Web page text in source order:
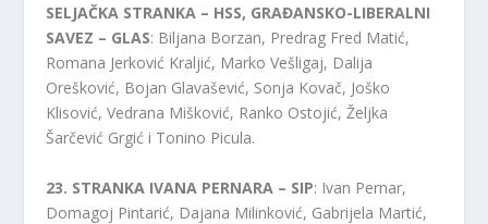
SELJAČKA STRANKA – HSS, GRAĐANSKO-LIBERALNI
SAVEZ – GLAS: Biljana Borzan, Predrag Fred Matić,
Romana Jerković Kraljić, Marko Vešligaj, Dalija
Orešković, Bojan Glavašević, Sonja Kovač, Joško
Klisović, Vedrana Mišković, Ranko Ostojić, Željka
Šarčević Grgić i Tonino Picula.
23. STRANKA IVANA PERNARA – SIP: Ivan Pernar,
Domagoj Pintarić, Dajana Milinković, Gabrijela Martić,